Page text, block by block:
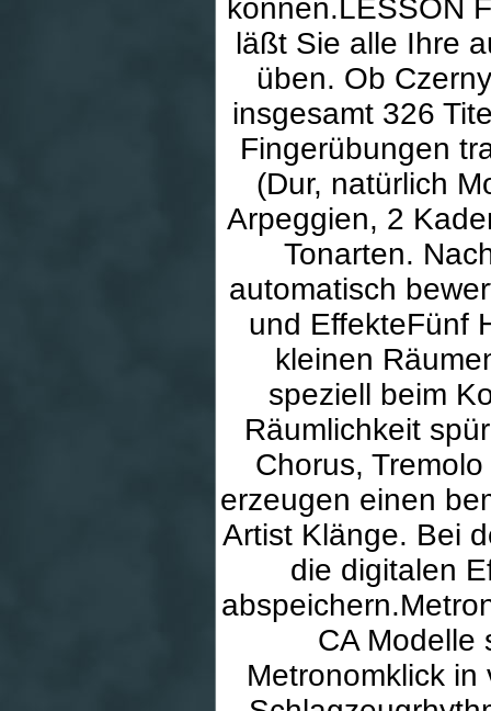
können.LESSON
läßt Sie alle Ihre
üben. Ob
insgesamt 326
Fingerübungen
(Dur, natürlich
Arpeggien, 2
Tonarten.
automatisch
und EffekteFünf
kleinen
speziell beim
Räumlichkeit
Chorus,
erzeugen einen
Artist Klänge. Bei
die digitalen
CA Modelle
Metronomklick